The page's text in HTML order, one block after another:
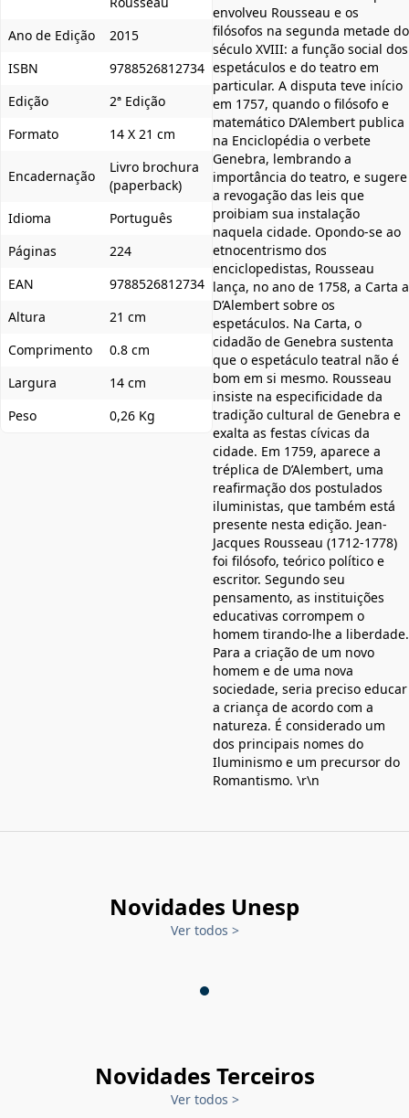
Ano de Edição
2015
ISBN
9788526812734
Edição
2ª Edição
Formato
14 X 21 cm
Encadernação
Livro brochura
(paperback)
Idioma
Português
Páginas
224
EAN
9788526812734
Altura
21 cm
Comprimento
0.8 cm
Largura
14 cm
Peso
0,26 Kg
envolveu Rousseau e os
filósofos na segunda metade do
século XVIII: a função social dos
espetáculos e do teatro em
particular. A disputa teve início
em 1757, quando o filósofo e
matemático D’Alembert publica
na Enciclopédia o verbete
Genebra, lembrando a
importância do teatro, e sugere
a revogação das leis que
proibiam sua instalação
naquela cidade. Opondo-se ao
etnocentrismo dos
enciclopedistas, Rousseau
lança, no ano de 1758, a Carta a
D’Alembert sobre os
espetáculos. Na Carta, o
cidadão de Genebra sustenta
que o espetáculo teatral não é
bom em si mesmo. Rousseau
insiste na especificidade da
tradição cultural de Ge­nebra e
exalta as festas cívicas da
cidade. Em 1759, aparece a
tréplica de D’Alembert, uma
reafirmação dos postulados
iluministas, que também está
presente nesta edição. Jean-
Jacques Rousseau (1712-1778)
foi filósofo, teórico político e
escritor. Segundo seu
pensamento, as instituições
educativas corrompem o
homem tirando-lhe a liberdade.
Para a criação de um novo
homem e de uma nova
sociedade, seria preciso educar
a criança de acordo com a
natureza. É considerado um
dos principais nomes do
Iluminismo e um precursor do
Romantismo. \r\n
Novidades Unesp
Ver todos >
Novidades Terceiros
Ver todos >